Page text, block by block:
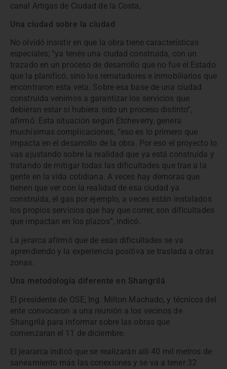
canal Artigas de Ciudad de la Costa,
Una ciudad sobre la ciudad
No olvidó insistir en que la obra tiene características
especiales; “ya tenés una ciudad construida, con un
trazado en un proceso de desarrollo que no fue el Estado
que la planificó, sino los rematadores e inmobiliarios que
encontraron esta veta. Sobre esa base de una ciudad
construida venimos a garantizar los servicios que
debieran estar si hubiera sido un proceso distinto”,
afirmó. Esta situación según Etcheverry, genera
muchísimas complicaciones, “eso es lo primero que
impacta en el desarrollo de la obra. Por eso el proyecto lo
vas ajustando sobre la realidad que ya está construida y
tratando de mitigar todas las dificultades que trae a la
gente en la vida cotidiana. A veces hay demoras que
tienen que ver con la realidad de esa ciudad ya
construida, el gas por ejemplo, a veces están instalados
los propios servicios que hay que correr, son dificultades
que impactan en los plazos”, indicó.
La jerarca afirmó que de esas dificultades se va
aprendiendo y la experiencia positiva se traslada a otras
zonas.
Una metodología diferente en Shangrilá
El presidente de OSE, Ing. Milton Machado, y técnicos del
ente convocaron a una reunión a los vecinos de
Shangrilá para informar sobre las obras que
comenzaran el 11 de diciembre.
El jeararca indicó que se realizarán allí 40 mil metros de
saneamiento más las conexiones y se va a tener 32